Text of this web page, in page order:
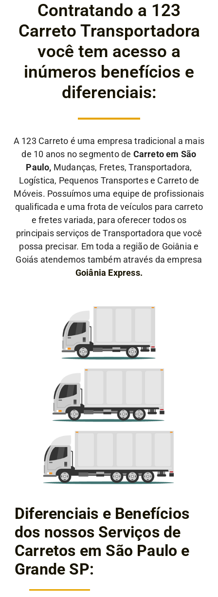
Contratando a 123
Carreto Transportadora
você tem acesso a
inúmeros benefícios e
diferenciais:
A 123 Carreto é uma empresa tradicional a mais
de 10 anos no segmento de Carreto em São
Paulo, Mudanças, Fretes, Transportadora,
Logística, Pequenos Transportes e Carreto de
Móveis. Possuímos uma equipe de profissionais
qualificada e uma frota de veículos para carreto
e fretes variada, para oferecer todos os
principais serviços de Transportadora que você
possa precisar. Em toda a região de Goiânia e
Goiás atendemos também através da empresa
Goiânia Express.
Diferenciais e Benefícios
dos nossos Serviços de
Carretos em São Paulo e
Grande SP: